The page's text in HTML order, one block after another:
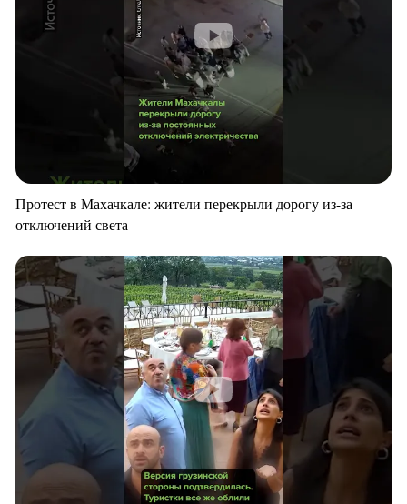
Протест в Махачкале: жители перекрыли дорогу из-за
отключений света